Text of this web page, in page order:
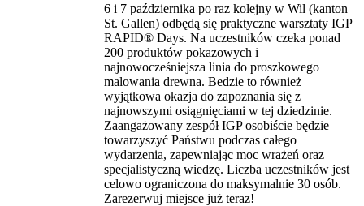
6 i 7 października po raz kolejny w Wil (kanton
St. Gallen) odbędą się praktyczne warsztaty IGP
RAPID® Days. Na uczestników czeka ponad
200 produktów pokazowych i
najnowocześniejsza linia do proszkowego
malowania drewna. Bedzie to również
wyjątkowa okazja do zapoznania się z
najnowszymi osiągnięciami w tej dziedzinie.
Zaangażowany zespół IGP osobiście będzie
towarzyszyć Państwu podczas całego
wydarzenia, zapewniając moc wrażeń oraz
specjalistyczną wiedzę. Liczba uczestników jest
celowo ograniczona do maksymalnie 30 osób.
Zarezerwuj miejsce już teraz!